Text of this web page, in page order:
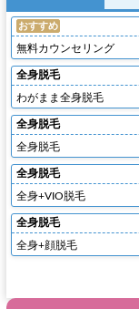
おすすめ
無料カウンセリング
全身脱毛
わがまま全身脱毛
全身脱毛
全身脱毛
全身脱毛
全身+VIO脱毛
全身脱毛
全身+顔脱毛